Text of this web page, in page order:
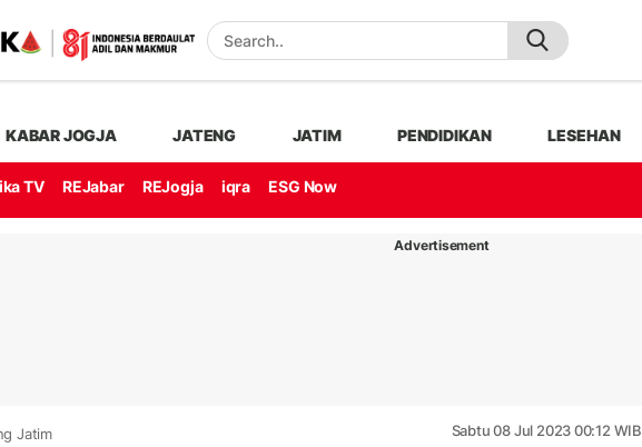
KABAR JOGJA JATENG JATIM PENDIDIKAN LESEHAN
TV REJabar REJogja iqra ESG Now
Advertisement
Jatim Sabtu 08 Jul 2023 00:12 WIB